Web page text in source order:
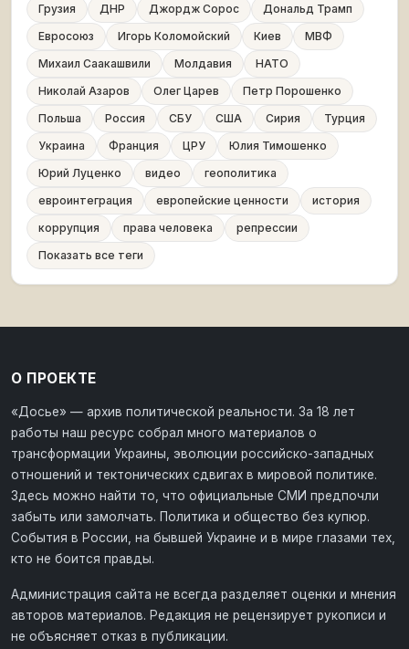
Грузия
ДНР Джордж Сорос
Дональд Трамп
Евросоюз
Игорь Коломойский Киев
МВФ
Михаил Саакашвили
Молдавия
НАТО
Николай Азаров
Олег Царев
Петр Порошенко
Польша
Россия СБУ США Сирия
Турция
Украина
Франция ЦРУ
Юлия Тимошенко
Юрий Луценко
видео
геополитика
евроинтеграция
европейские ценности
история
коррупция
права человека
репрессии
Показать все теги
О ПРОЕКТЕ
«Досье» — архив политической реальности. За 18 лет
работы наш ресурс собрал много материалов о
трансформации Украины, эволюции российско-западных
отношений и тектонических сдвигах в мировой политике.
Здесь можно найти то, что официальные СМИ предпочли
забыть или замолчать. Политика и общество без купюр.
События в России, на бывшей Украине и в мире глазами тех,
кто не боится правды.
Администрация сайта не всегда разделяет оценки и мнения
авторов материалов. Редакция не рецензирует рукописи и
не объясняет отказ в публикации.